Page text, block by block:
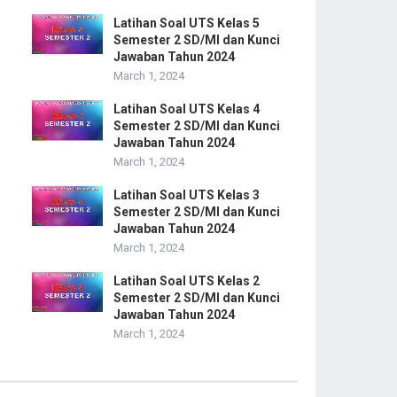
Latihan Soal UTS Kelas 5
Semester 2 SD/MI dan Kunci
Jawaban Tahun 2024
March 1, 2024
Latihan Soal UTS Kelas 4
Semester 2 SD/MI dan Kunci
Jawaban Tahun 2024
March 1, 2024
Latihan Soal UTS Kelas 3
Semester 2 SD/MI dan Kunci
Jawaban Tahun 2024
March 1, 2024
Latihan Soal UTS Kelas 2
Semester 2 SD/MI dan Kunci
Jawaban Tahun 2024
March 1, 2024